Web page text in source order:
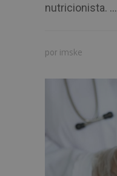
nutricionista. ...
por imske